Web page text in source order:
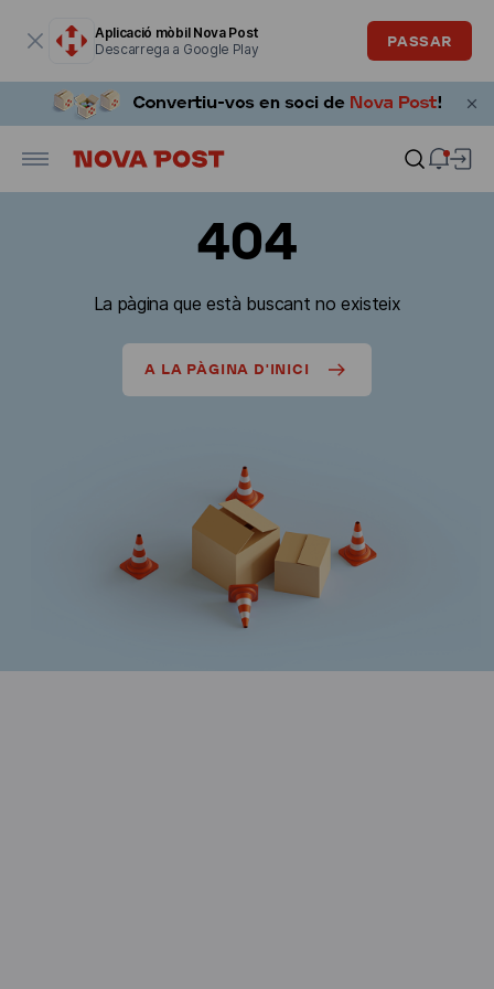
Aplicació mòbil Nova Post
Descarrega a Google Play
PASSAR
404
La pàgina que està buscant no existeix
A LA PÀGINA D'INICI